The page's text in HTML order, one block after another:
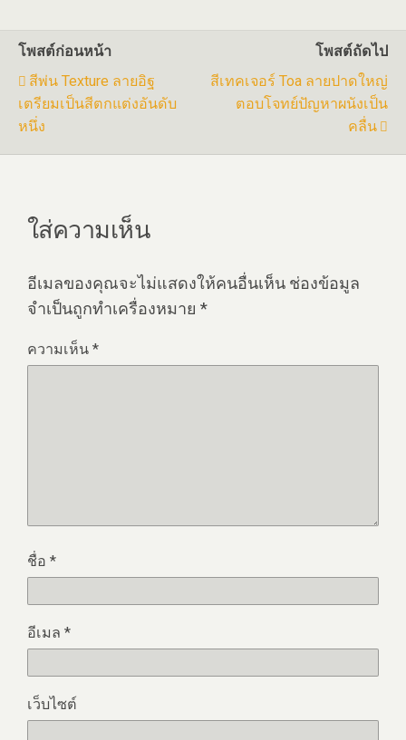
โพสต์ก่อนหน้า
สีพ่น Texture ลายอิฐ
เตรียมเป็นสีตกแต่งอันดับ
หนึ่ง
โพสต์ถัดไป
สีเทคเจอร์ Toa ลายปาดใหญ่
ตอบโจทย์ปัญหาผนังเป็น
คลื่น
ใส่ความเห็น
อีเมลของคุณจะไม่แสดงให้คนอื่นเห็น ช่องข้อมูล
จำเป็นถูกทำเครื่องหมาย *
ความเห็น *
ชื่อ *
อีเมล *
เว็บไซต์